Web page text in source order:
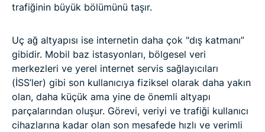
trafiğinin büyük bölümünü taşır.
Uç ağ altyapısı ise internetin daha çok "dış katmanı”
gibidir. Mobil baz istasyonları, bölgesel veri
merkezleri ve yerel internet servis sağlayıcıları
(İSS’ler) gibi son kullanıcıya fiziksel olarak daha yakın
olan, daha küçük ama yine de önemli altyapı
parçalarından oluşur. Görevi, veriyi ve trafiği kullanıcı
cihazlarına kadar olan son mesafede hızlı ve verimli